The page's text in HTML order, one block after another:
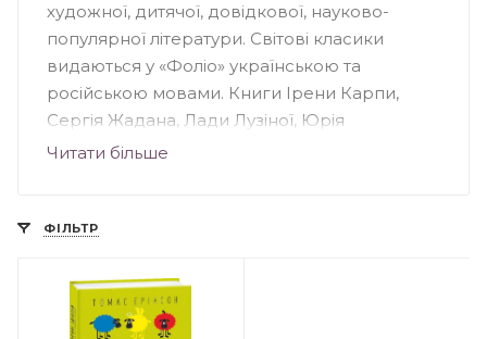
художної, дитячої, довідкової, науково-
популярної літератури. Світові класики
видаються у «Фоліо» українською та
російською мовами. Книги Ірени Карпи,
Сергія Жадана, Лади Лузіної, Юрія
Андруховича, Андрія Кокотюхи та інших
серій, серед яких: «Домашня бібліотека»,
«Сентиментальний роман» та інші.
Читати більше
ФІЛЬТР